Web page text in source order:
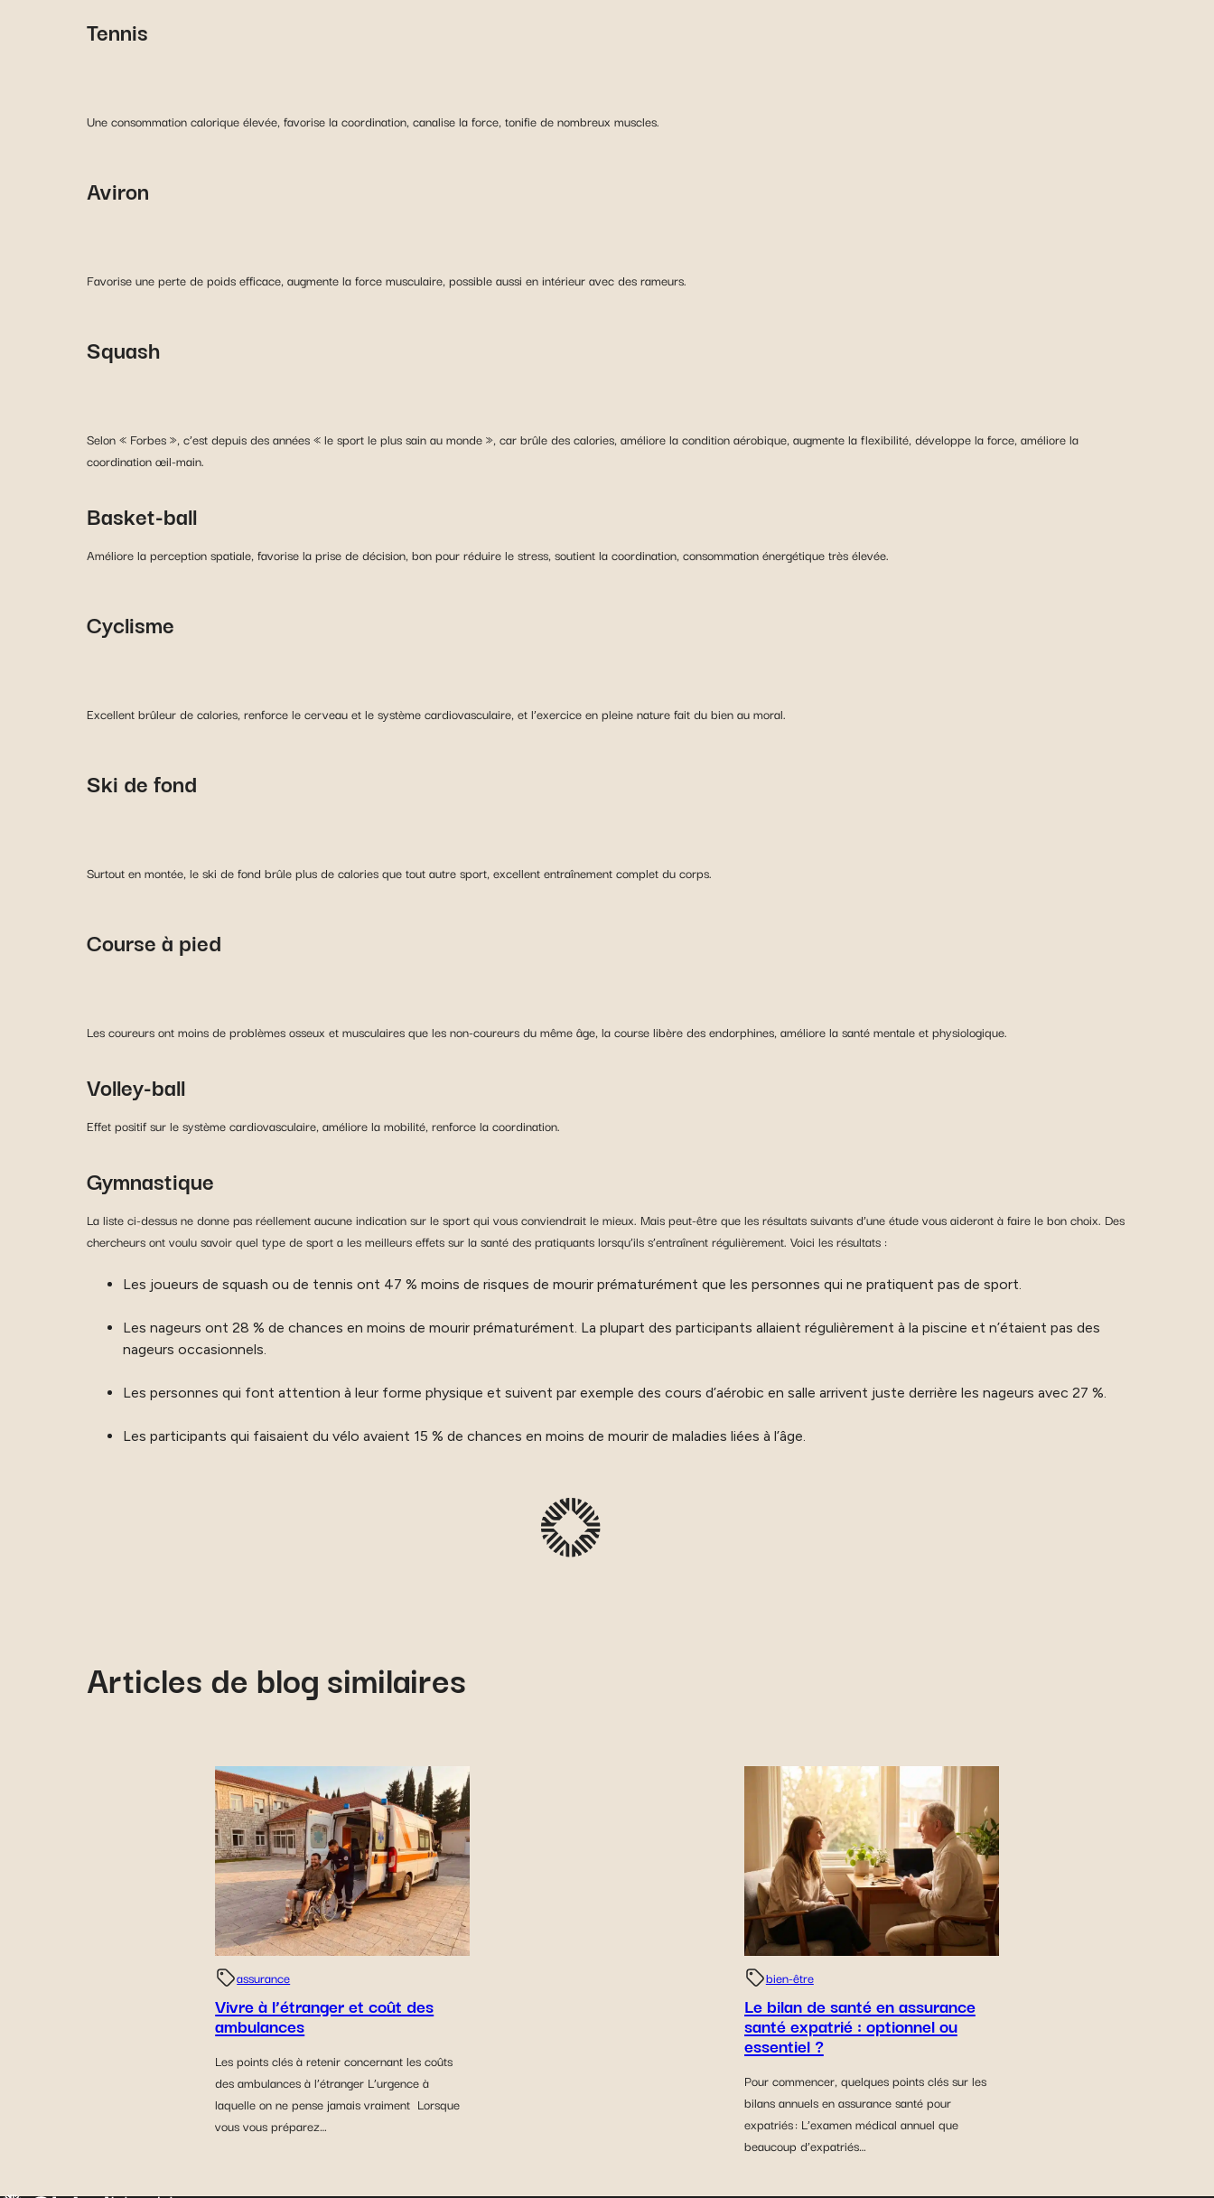
Tennis
Une consommation calorique élevée, favorise la coordination, canalise la force, tonifie de nombreux muscles.
Aviron
Favorise une perte de poids efficace, augmente la force musculaire, possible aussi en intérieur avec des rameurs.
Squash
Selon « Forbes », c’est depuis des années « le sport le plus sain au monde », car brûle des calories, améliore la condition aérobique, augmente la flexibilité, développe la force, améliore la
coordination œil-main.
Basket-ball
Améliore la perception spatiale, favorise la prise de décision, bon pour réduire le stress, soutient la coordination, consommation énergétique très élevée.
Cyclisme
Excellent brûleur de calories, renforce le cerveau et le système cardiovasculaire, et l’exercice en pleine nature fait du bien au moral.
Ski de fond
Surtout en montée, le ski de fond brûle plus de calories que tout autre sport, excellent entraînement complet du corps.
Course à pied
Les coureurs ont moins de problèmes osseux et musculaires que les non-coureurs du même âge, la course libère des endorphines, améliore la santé mentale et physiologique.
Volley-ball
Effet positif sur le système cardiovasculaire, améliore la mobilité, renforce la coordination.
Gymnastique
La liste ci-dessus ne donne pas réellement aucune indication sur le sport qui vous conviendrait le mieux. Mais peut-être que les résultats suivants d’une étude vous aideront à faire le bon choix. Des
chercheurs ont voulu savoir quel type de sport a les meilleurs effets sur la santé des pratiquants lorsqu’ils s’entraînent régulièrement. Voici les résultats :
Les joueurs de squash ou de tennis ont 47 % moins de risques de mourir prématurément que les personnes qui ne pratiquent pas de sport.
Les nageurs ont 28 % de chances en moins de mourir prématurément. La plupart des participants allaient régulièrement à la piscine et n’étaient pas des
nageurs occasionnels.
Les personnes qui font attention à leur forme physique et suivent par exemple des cours d’aérobic en salle arrivent juste derrière les nageurs avec 27 %.
Les participants qui faisaient du vélo avaient 15 % de chances en moins de mourir de maladies liées à l’âge.
Articles de blog similaires
assurance
Vivre à l’étranger et coût des
ambulances
Les points clés à retenir concernant les coûts
des ambulances à l’étranger L’urgence à
laquelle on ne pense jamais vraiment Lorsque
vous vous préparez…
bien-être
Le bilan de santé en assurance
santé expatrié : optionnel ou
essentiel ?
Pour commencer, quelques points clés sur les
bilans annuels en assurance santé pour
expatriés : L’examen médical annuel que
beaucoup d’expatriés…